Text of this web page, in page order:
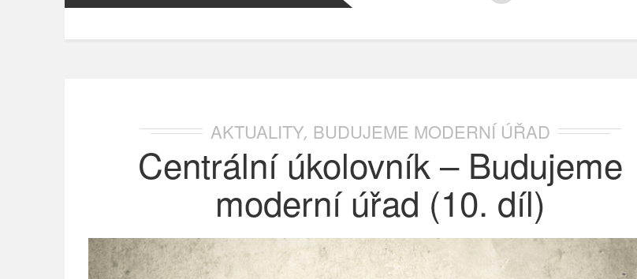
AKTUALITY, BUDUJEME MODERNÍ ÚŘAD
Centrální úkolovník – Budujeme
moderní úřad (10. díl)